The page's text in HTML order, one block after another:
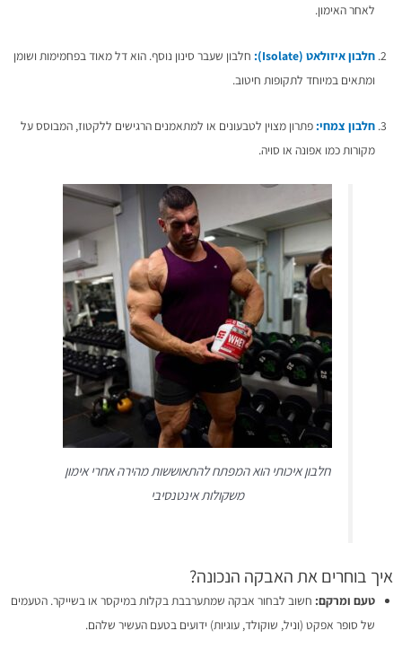
לאחר האימון.
חלבון איזולאט (Isolate):
חלבון שעבר סינון נוסף. הוא דל מאוד בפחמימות ושומן
ומתאים במיוחד לתקופות חיטוב.
חלבון צמחי: פתרון מצוין לטבעונים או למתאמנים הרגישים ללקטוז, המבוסס על
מקורות כמו אפונה או סויה.
חלבון איכותי הוא המפתח להתאוששות מהירה אחרי אימון
משקולות אינטנסיבי
איך בוחרים את האבקה הנכונה?
טעם ומרקם: חשוב לבחור אבקה שמתערבבת בקלות במיקסר או בשייקר. הטעמים
של סופר אפקט (וניל, שוקולד, עוגיות) ידועים בטעם העשיר שלהם.